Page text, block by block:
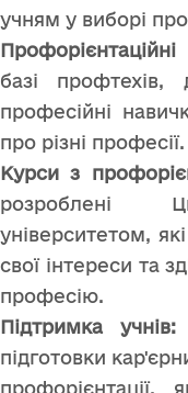
учням у виборі
Профорієнтаційні
базі
професійні
про різні професії.
Курси з
розроблені
університетом,
свої інтереси та
професію.
Підтримка учнів:
підготовки
профорієнтації,